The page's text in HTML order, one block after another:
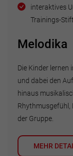
interaktives
Trainings-Stift
Melodika
Die Kinder lernen
und dabei den
hinaus
Rhythmusgefühl,
der Gruppe.
MEHR